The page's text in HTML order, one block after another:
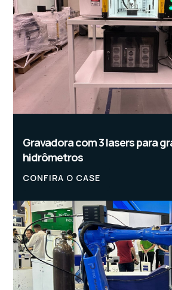
Gravadora com 3 lasers para
hidrômetros
CONFIRA O CASE